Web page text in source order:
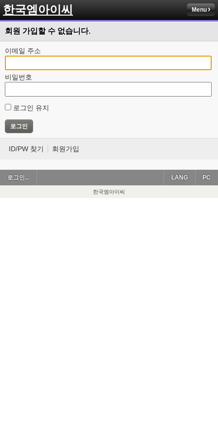
한국엠아이씨 Menu
회원 가입할 수 없습니다.
이메일 주소
비밀번호
로그인 유지
ID/PW 찾기 회원가입
로그인... PC
LANG
한국엠아이씨